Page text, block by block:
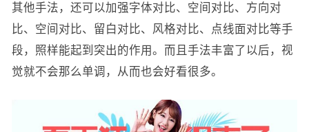
其他手法，还可以加强字体对比、空间对比、方向对
比、空间对比、留白对比、风格对比、点线面对比等手
段，照样能起到突出的作用。而且手法丰富了以后，视
觉就不会那么单调，从而也会好看很多。